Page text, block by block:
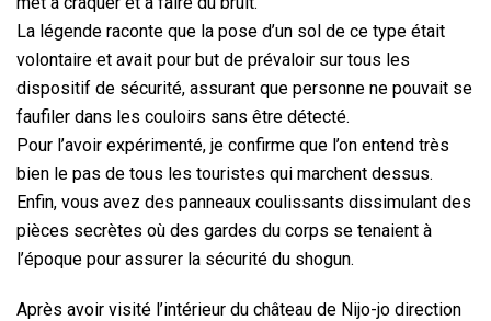
La légende raconte que la pose d’un sol de ce type était
volontaire et avait pour but de prévaloir sur tous les
dispositif de sécurité, assurant que personne ne pouvait se
faufiler dans les couloirs sans être détecté.
Pour l’avoir expérimenté, je confirme que l’on entend très
bien le pas de tous les touristes qui marchent dessus.
Enfin, vous avez des panneaux coulissants dissimulant des
pièces secrètes où des gardes du corps se tenaient à
l’époque pour assurer la sécurité du shogun.
Après avoir visité l’intérieur du château de Nijo-jo direction